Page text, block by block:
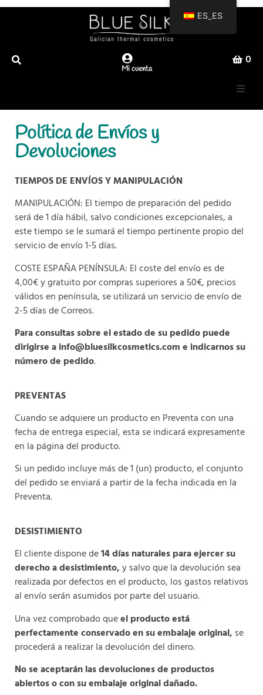
Mi cuenta
0
Sobre nosotros
Política de Envíos y
Devoluciones
TIEMPOS DE ENVÍOS Y MANIPULACIÓN
MANIPULACIÓN: El tiempo de preparación del pedido
será de 1 día hábil, salvo condiciones excepcionales, a
este tiempo se le sumará el tiempo pertinente propio del
servicio de envío 1-5 días.
COSTE ESPAÑA PENÍNSULA: El coste del envío es de
4,00€ y gratuito por compras superiores a 50€, precios
válidos en península, se utilizará un servicio de envío de
2-5 días de Correos.
Para consultas sobre el estado de su pedido puede
dirigirse ainfo@bluesilkcosmetics.come indicarnos su
número de pedido.
PREVENTAS
Cuando se adquiere un producto en Preventa con una
fecha de entrega especial, esta se indicará expresamente
en la página del producto.
Si un pedido incluye más de 1 (un) producto, el conjunto
del pedido se enviará a partir de la fecha indicada en la
Preventa.
DESISTIMIENTO
El cliente dispone de14 días naturales para ejercer su
derecho a desistimiento,y salvo que la devolución sea
realizada por defectos en el producto, los gastos relativos
al envío serán asumidos por parte del usuario.
Una vez comprobado queel producto está
perfectamente conservado en su embalaje original, se
procederá a realizar la devolución del dinero.
No se aceptarán las devoluciones de productos
abiertos o con su embalaje original dañado.
ES_ES